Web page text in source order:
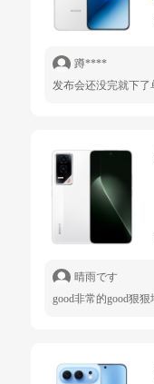
蹲****
晴雨です